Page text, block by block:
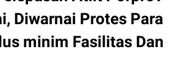
Diwarnai Protes Para
minim Fasilitas Dan